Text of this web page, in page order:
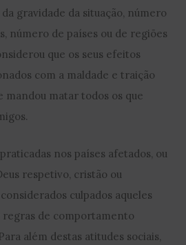
gravidade da situação, número
número de países ou de regiões
que os seus efeitos
com a maldade e traição
mandou matar todos os que
nos países afetados, ou
respetivo, cristão ou
culpados aqueles
regras de comportamento
além destas atitudes sociais,